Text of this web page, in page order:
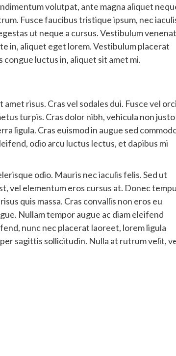
volutpat, ante magna aliquet
Fusce faucibus tristique ipsum, nec
ut neque a cursus. Vestibulum
in, aliquet eget lorem. Vestibulum placerat
luctus in, aliquet sit amet mi.
risus. Cras vel sodales dui. Fusce vel
turpis. Cras dolor nibh, vehicula non justo
ligula. Cras euismod in augue sed
odio arcu luctus lectus, et dapibus mi
odio. Mauris nec iaculis felis. Sed ut
vel elementum eros cursus at. Donec
quis massa. Cras convallis non eros eu
Nullam tempor augue ac diam eleifend
nunc nec placerat laoreet, lorem ligula
sagittis sollicitudin. Nulla at rutrum velit,